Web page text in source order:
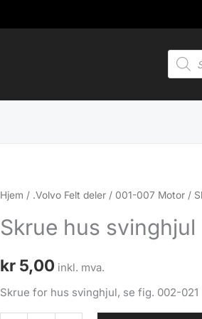
search
Hjem / .Volvo Felt deler / 001-007 Motor /
Skrue hus
kr 5,00 inkl. mva.
Skrue for hus svinghjul, se fig. 002-021